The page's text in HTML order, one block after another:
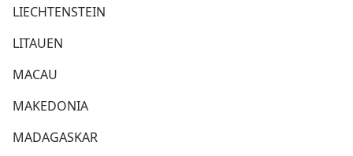
LIECHTENSTEIN
LITAUEN
MACAU
MAKEDONIA
MADAGASKAR